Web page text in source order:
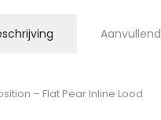
– Flat Pear Inline Lood